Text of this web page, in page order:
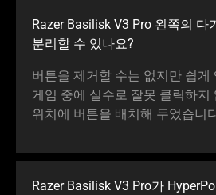
Razer Basilisk V3 Pro 왼쪽의 다
분리할 수 있나요?
버튼을 제거할 수는 없지만 쉽게
게임 중에 실수로 잘못 클릭하지
위치에 버튼을 배치해 두었습니
Razer Basilisk V3 Pro가